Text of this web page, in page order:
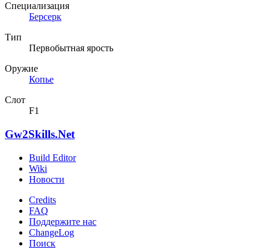
Специализация
Берсерк
Тип
Первобытная ярость
Оружие
Копье
Слот
F1
Gw2Skills.Net
Build Editor
Wiki
Новости
Credits
FAQ
Поддержите нас
ChangeLog
Поиск